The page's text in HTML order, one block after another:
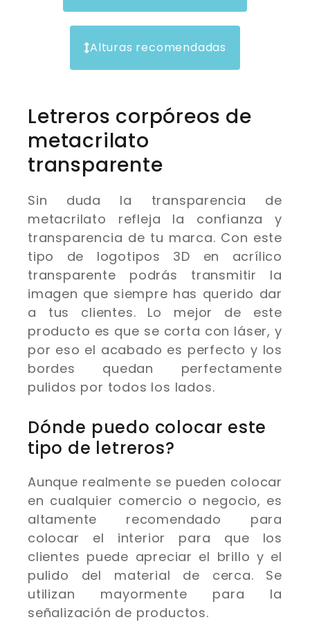
Alturas recomendadas
Letreros corpóreos de
metacrilato
transparente
Sin duda la transparencia de
metacrilato refleja la confianza y
transparencia de tu marca. Con este
tipo de logotipos 3D en acrílico
transparente podrás transmitir la
imagen que siempre has querido dar
a tus clientes. Lo mejor de este
producto es que se corta con láser, y
por eso el acabado es perfecto y los
bordes quedan perfectamente
pulidos por todos los lados.
Dónde puedo colocar este
tipo de letreros?
Aunque realmente se pueden colocar
en cualquier comercio o negocio, es
altamente recomendado para
colocar el interior para que los
clientes puede apreciar el brillo y el
pulido del material de cerca. Se
utilizan mayormente para la
señalización de productos.